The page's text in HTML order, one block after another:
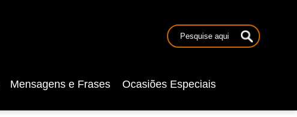
Mensagens e Frases Ocasiões Especiais